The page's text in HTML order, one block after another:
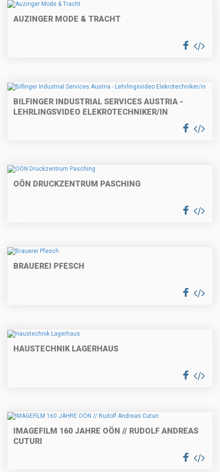
AUZINGER MODE & TRACHT
BILFINGER INDUSTRIAL SERVICES AUSTRIA -
LEHRLINGSVIDEO ELEKROTECHNIKER/IN
OÖN DRUCKZENTRUM PASCHING
BRAUEREI PFESCH
HAUSTECHNIK LAGERHAUS
IMAGEFILM 160 JAHRE OÖN // RUDOLF ANDREAS
CUTURI